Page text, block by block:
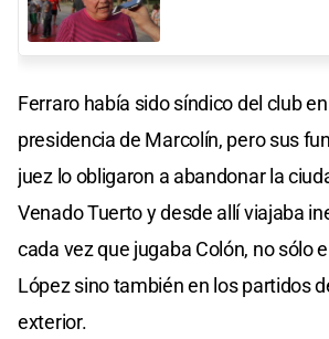
Ferraro había sido síndico del club
presidencia de Marcolín, pero sus
juez lo obligaron a abandonar la
Venado Tuerto y desde allí viajaba
cada vez que jugaba Colón, no sólo
López sino también en los partidos
exterior.